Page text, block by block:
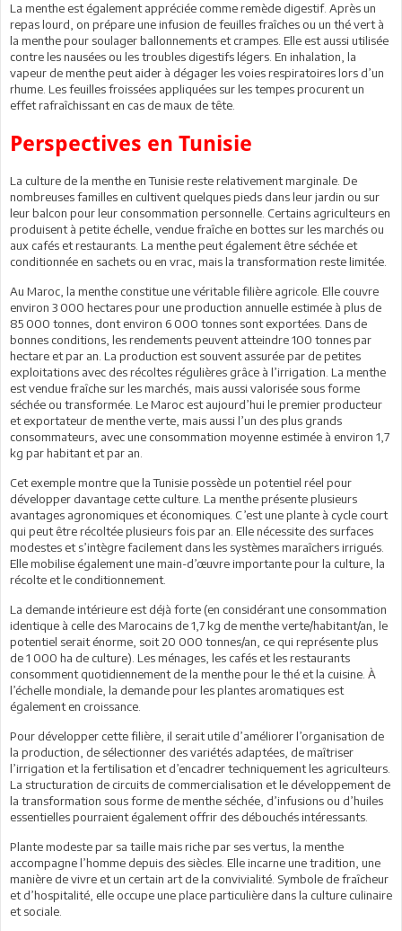
La menthe est également appréciée comme remède digestif. Après un
repas lourd, on prépare une infusion de feuilles fraîches ou un thé vert à
la menthe pour soulager ballonnements et crampes. Elle est aussi utilisée
contre les nausées ou les troubles digestifs légers. En inhalation, la
vapeur de menthe peut aider à dégager les voies respiratoires lors d’un
rhume. Les feuilles froissées appliquées sur les tempes procurent un
effet rafraîchissant en cas de maux de tête.
Perspectives en Tunisie
La culture de la menthe en Tunisie reste relativement marginale. De
nombreuses familles en cultivent quelques pieds dans leur jardin ou sur
leur balcon pour leur consommation personnelle. Certains agriculteurs en
produisent à petite échelle, vendue fraîche en bottes sur les marchés ou
aux cafés et restaurants. La menthe peut également être séchée et
conditionnée en sachets ou en vrac, mais la transformation reste limitée.
Au Maroc, la menthe constitue une véritable filière agricole. Elle couvre
environ 3 000 hectares pour une production annuelle estimée à plus de
85 000 tonnes, dont environ 6 000 tonnes sont exportées. Dans de
bonnes conditions, les rendements peuvent atteindre 100 tonnes par
hectare et par an. La production est souvent assurée par de petites
exploitations avec des récoltes régulières grâce à l’irrigation. La menthe
est vendue fraîche sur les marchés, mais aussi valorisée sous forme
séchée ou transformée. Le Maroc est aujourd’hui le premier producteur
et exportateur de menthe verte, mais aussi l’un des plus grands
consommateurs, avec une consommation moyenne estimée à environ 1,7
kg par habitant et par an.
Cet exemple montre que la Tunisie possède un potentiel réel pour
développer davantage cette culture. La menthe présente plusieurs
avantages agronomiques et économiques. C’est une plante à cycle court
qui peut être récoltée plusieurs fois par an. Elle nécessite des surfaces
modestes et s’intègre facilement dans les systèmes maraîchers irrigués.
Elle mobilise également une main-d’œuvre importante pour la culture, la
récolte et le conditionnement.
La demande intérieure est déjà forte (en considérant une consommation
identique à celle des Marocains de 1,7 kg de menthe verte/habitant/an, le
potentiel serait énorme, soit 20 000 tonnes/an, ce qui représente plus
de 1 000 ha de culture). Les ménages, les cafés et les restaurants
consomment quotidiennement de la menthe pour le thé et la cuisine. À
l’échelle mondiale, la demande pour les plantes aromatiques est
également en croissance.
Pour développer cette filière, il serait utile d’améliorer l’organisation de
la production, de sélectionner des variétés adaptées, de maîtriser
l’irrigation et la fertilisation et d’encadrer techniquement les agriculteurs.
La structuration de circuits de commercialisation et le développement de
la transformation sous forme de menthe séchée, d’infusions ou d’huiles
essentielles pourraient également offrir des débouchés intéressants.
Plante modeste par sa taille mais riche par ses vertus, la menthe
accompagne l’homme depuis des siècles. Elle incarne une tradition, une
manière de vivre et un certain art de la convivialité. Symbole de fraîcheur
et d’hospitalité, elle occupe une place particulière dans la culture culinaire
et sociale.